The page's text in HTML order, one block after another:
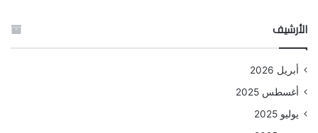
الأرشيف
أبريل 2026
أغسطس 2025
يوليو 2025